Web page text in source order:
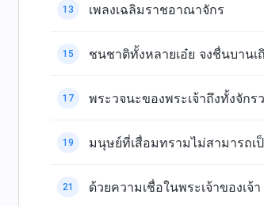
13 เพลงเฉลิมราชอาณาจักร
15 ชนชาติทั้งหลายเอ๋ย จงชื่นบานเ
17 พระวจนะของพระเจ้าถึงทั้งจัก
19 มนุษย์ที่เสื่อมทรามไม่สามารถเ
21 ด้วยความเชื่อในพระเจ้าของเจ้